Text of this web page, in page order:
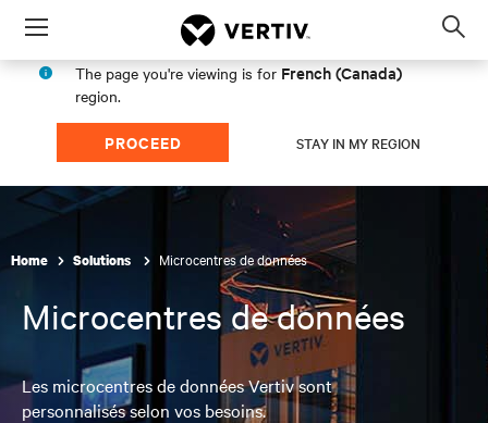
Menu
The page you're viewing is for French (Canada)
region.
PROCEED STAY IN MY REGION
Home Solutions Microcentres de données
Microcentres de données
Les microcentres de données Vertiv sont
personnalisés selon vos besoins.